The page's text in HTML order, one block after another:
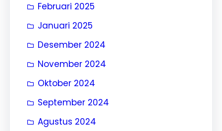
Februari 2025
Januari 2025
Desember 2024
November 2024
Oktober 2024
September 2024
Agustus 2024